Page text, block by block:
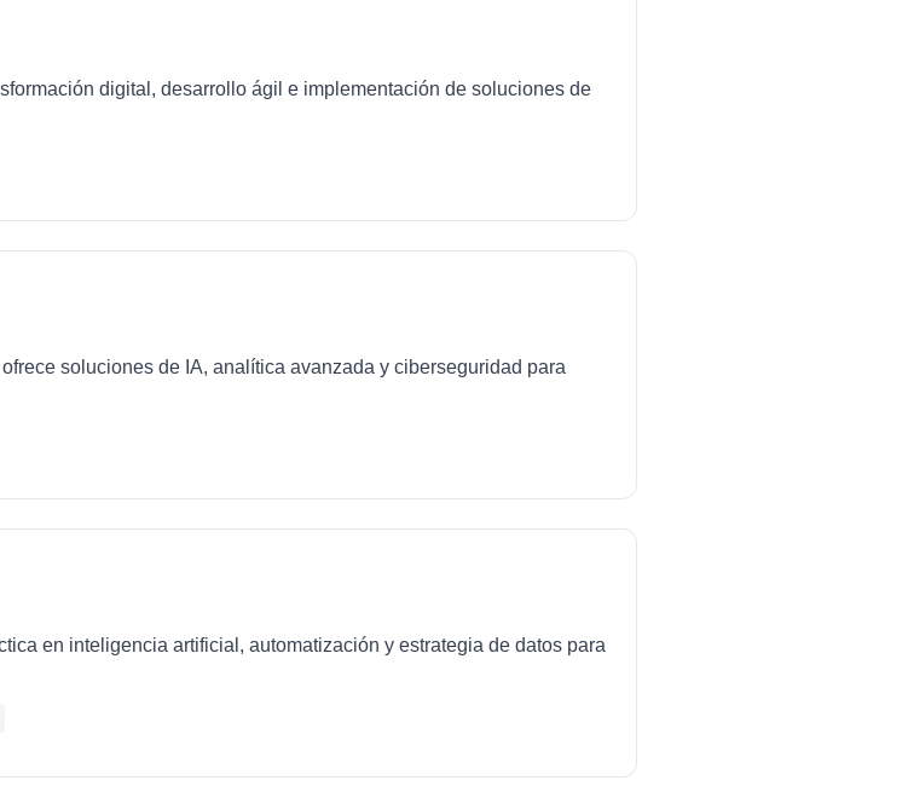
digital, desarrollo ágil e implementación de soluciones de
soluciones de IA, analítica avanzada y ciberseguridad para
en inteligencia artificial, automatización y estrategia de datos para